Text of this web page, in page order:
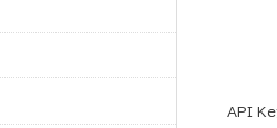
API Key